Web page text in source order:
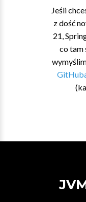
Jeśli
z dość
21,
co tam